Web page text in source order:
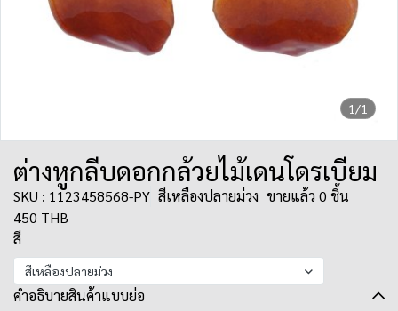
1/1
ต่างหูกลีบดอกกล้วยไม้เดนโดรเบียม
SKU : 1123458568-PY สีเหลืองปลายม่วง ขายแล้ว 0 ชิ้น
450 THB
สี
สีเหลืองปลายม่วง
คำอธิบายสินค้าแบบย่อ